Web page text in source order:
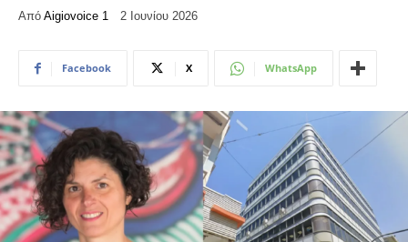
Από Aigiovoice 1 2 Ιουνίου 2026
Facebook X WhatsApp